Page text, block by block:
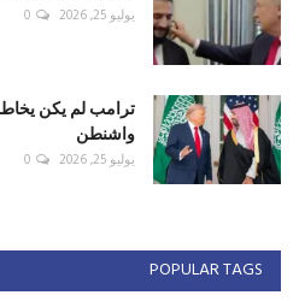
يوليو 25, 2026 0
ترامب لم يكن
واشنطن
يوليو 25, 2026 0
POPULAR TAGS